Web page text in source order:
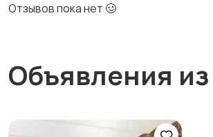
Отзывов пока нет 🥴
Объявления